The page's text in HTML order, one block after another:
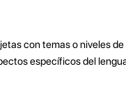
con temas o niveles
específicos del